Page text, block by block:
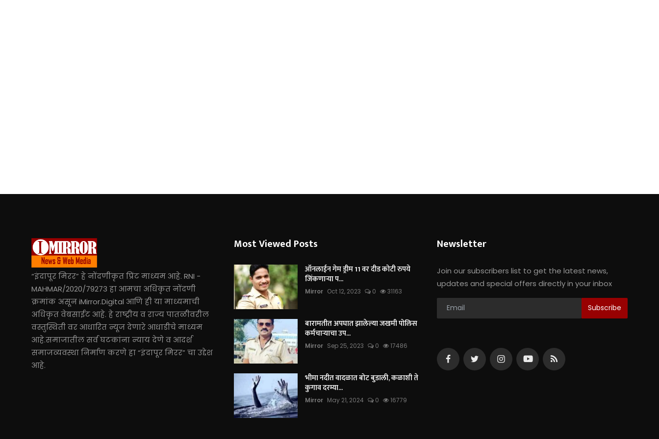
“इंदापूर मिरर” हे नोंदणीकृत प्रिंट माध्यम आहे. RNI -
MAHMAR/2020/79273 हा आमचा अधिकृत नोंदणी
क्रमांक असून iMirror.Digital आणि ही या माध्यमाची
अधिकृत वेबसाईट आहे. हे राष्ट्रीय व राज्य पातळीवरील
वस्तुस्थिती वर आधारित न्यूज देणारे आधाडीचे माध्यम
आहे.समाजातील सर्व घटकांना न्याय देणे व आदर्श
समाजव्यवस्था निर्माण करणे हा “इंदापूर मिरर” चा उद्देश
आहे.
Most Viewed Posts
ऑनलाईन गेम ड्रीम 11 वर दीड कोटी रुपये
जिंकणाऱ्या प...
Mirror Oct 12, 2023 0 31163
बारामतीत अपघात झालेल्या जखमी पोलिस
कर्मचाऱ्याचा उप...
Mirror Sep 25, 2023 0 17486
भीमा नदीत वादळात बोट बुडाली, कळाशी ते
कुगाव दरम्या...
Mirror May 21, 2024 0 16779
Newsletter
Join our subscribers list to get the latest news,
updates and special offers directly in your inbox
Subscribe